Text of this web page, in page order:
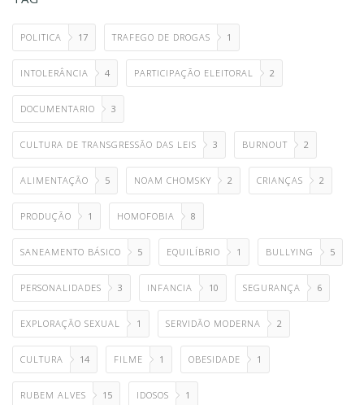
POLITICA 17 TRAFEGO DE DROGAS 1
INTOLERÂNCIA 4 PARTICIPAÇÃO ELEITORAL 2
DOCUMENTARIO 3
CULTURA DE TRANSGRESSÃO DAS LEIS 3 BURNOUT 2
ALIMENTAÇÃO 5 NOAM CHOMSKY 2 CRIANÇAS 2
PRODUÇÃO 1 HOMOFOBIA 8
SANEAMENTO BÁSICO 5 EQUILÍBRIO 1 BULLYING 5
PERSONALIDADES 3 INFANCIA 10 SEGURANÇA 6
EXPLORAÇÃO SEXUAL 1 SERVIDÃO MODERNA 2
CULTURA 14 FILME 1 OBESIDADE 1
RUBEM ALVES 15 IDOSOS 1